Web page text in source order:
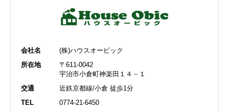
会社名
(株)ハウスオービック
所在地
〒611-0042
宇治市小倉町神楽田１４－１
交通
近鉄京都線/小倉 徒歩1分
TEL
0774-21-6450